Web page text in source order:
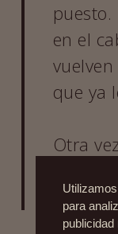
en el
que ya
Otra
que
queda
para